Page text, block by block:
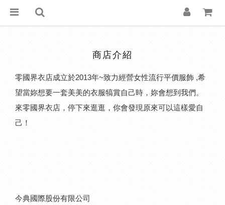
商店介紹
零國界衣店成立於2013年~致力經營女性流行平價服飾 ,希
望當妳想要一套美美的衣服犒賞自己時，妳會想到我們。
來零國界衣店，停下來逛逛，你會發現原來可以這樣愛自
己！
今典國際股份有限公司